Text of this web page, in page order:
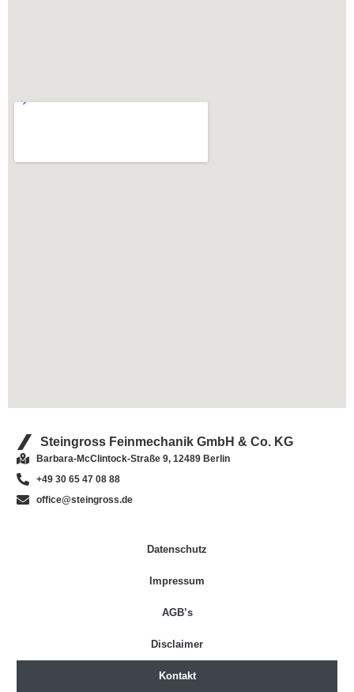
Steingross Feinmechanik GmbH & Co. KG
Barbara-McClintock-Straße 9, 12489 Berlin
+49 30 65 47 08 88
office@steingross.de
Datenschutz
Impressum
AGB’s
Disclaimer
Kontakt